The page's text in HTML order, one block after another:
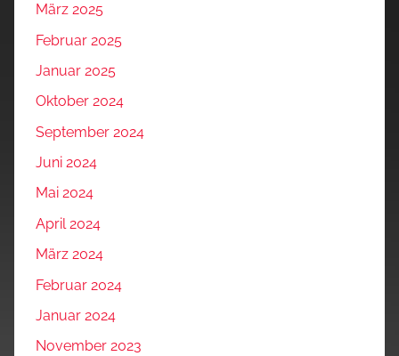
März 2025
Februar 2025
Januar 2025
Oktober 2024
September 2024
Juni 2024
Mai 2024
April 2024
März 2024
Februar 2024
Januar 2024
November 2023